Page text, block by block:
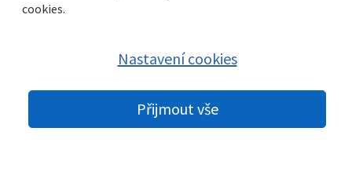
© 2026 nemovitosti-chorvatsko.eu | GDPR
cookies.
Nastavení cookies
Přijmout vše